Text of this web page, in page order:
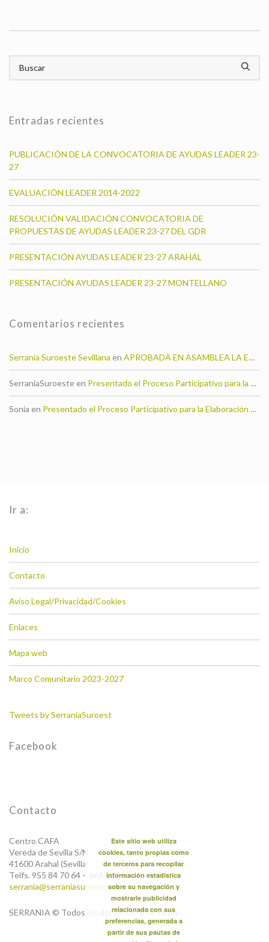
Entradas recientes
PUBLICACIÓN DE LA CONVOCATORIA DE AYUDAS LEADER 23-
27
EVALUACIÓN LEADER 2014-2022
RESOLUCIÓN VALIDACIÓN CONVOCATORIA DE
PROPUESTAS DE AYUDAS LEADER 23-27 DEL GDR
PRESENTACIÓN AYUDAS LEADER 23-27 ARAHAL
PRESENTACIÓN AYUDAS LEADER 23-27 MONTELLANO
Comentarios recientes
Serrania Suroeste Sevillana en APROBADA EN ASAMBLEA LA EDLL 23-27 DEL GDR SERRANÍA SUROESTE SEVILLANA
SerraniaSuroesteen Presentado el Proceso Participativo para la Elaboración de la Estrategia de Desarrollo Local 2014-2020
Sonia en Presentado el Proceso Participativo para la Elaboración de la Estrategia de Desarrollo Local 2014-2020
Ir a:
Inicio
Contacto
Aviso Legal/Privacidad/Cookies
Enlaces
Mapa web
Marco Comunitario 2023-2027
Tweets by SerraniaSuroest
Facebook
Contacto
Centro CAFA
Vereda de Sevilla S/N
41600 Arahal (Sevilla)
Telfs. 955 84 70 64 – 666 123 838
serrania@serraniasuroeste.org
SERRANIA © Todos los derechos reservados
Este sitio web utiliza
cookies, tanto propias como
de terceros para recopilar
información estadística
sobre su navegación y
mostrarle publicidad
relacionada con sus
preferencias, generada a
partir de sus pautas de